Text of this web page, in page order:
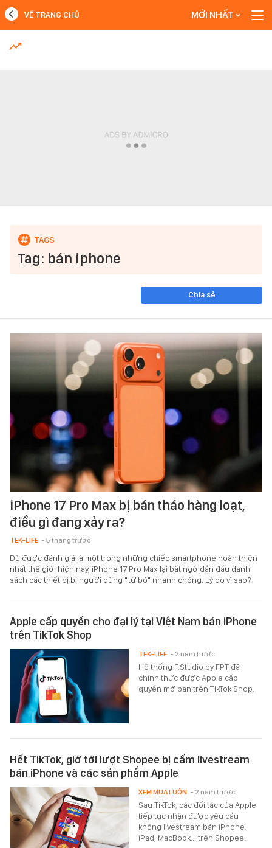
MỚI NHẤT
VỀ TRANG CHỦ MỚI NHẤT
Tag: bán iphone
Chia sẻ
iPhone 17 Pro Max bị bán tháo hàng loạt,
điều gì đang xảy ra?
TEK-LIFE - 5 tháng trước
Dù được đánh giá là một trong những chiếc smartphone hoàn thiện
nhất thế giới hiện nay, iPhone 17 Pro Max lại bất ngờ dẫn đầu danh
sách các thiết bị bị người dùng "từ bỏ" nhanh chóng. Lý do vì sao?
Apple cấp quyền cho đại lý tại Việt Nam bán iPhone
trên TikTok Shop
Hệ thống F.Studio by FPT đã
chính thức được Apple cấp
quyền mở bán trên TikTok Shop.
TEK-LIFE - 2 năm trước
Hết TikTok, giờ tới lượt Shopee bị cấm livestream
bán iPhone và các sản phẩm Apple
Sau TikTok, các đối tác của Apple
tiếp tục nhận được yêu cầu
không livestream bán iPhone,
iPad, MacBook... trên Shopee.
XEM MUA LUÔN - 2 năm trước